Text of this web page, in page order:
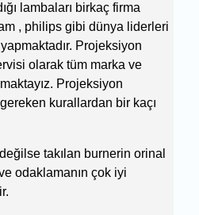
lambaları birkaç firma
, philips gibi dünya liderleri
Projeksiyon
olarak tüm marka ve
Projeksiyon
kurallardan bir kaçı
takılan burnerin orinal
odaklamanın çok iyi